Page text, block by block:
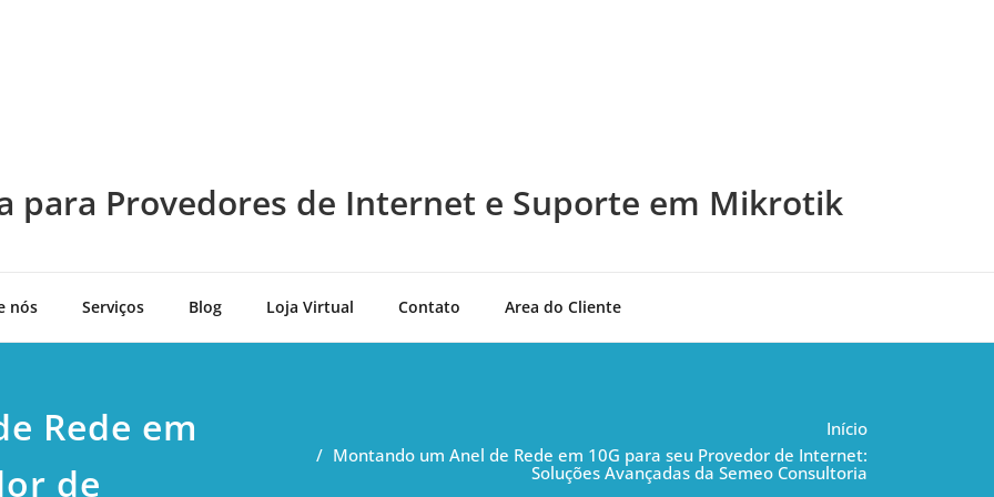
para Provedores de Internet e Suporte em Mikrotik
nós Serviços Blog Loja Virtual Contato Area do Cliente
Rede em
de
Início
Montando um Anel de Rede em 10G para seu Provedor de Internet:
Soluções Avançadas da Semeo Consultoria